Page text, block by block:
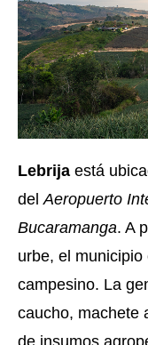
Lebrija está
del Aeropuerto
Bucaramanga. A
urbe, el
campesino. La
caucho, machete